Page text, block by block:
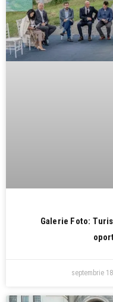
Galerie Foto:
septembrie